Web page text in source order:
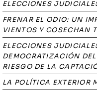
ELECCIONES
FRENAR EL ODIO: UN
VIENTOS Y COSECHAN
ELECCIONES
DEMOCRATIZACIÓN
RIESGO DE LA
LA POLÍTICA EXTERIOR